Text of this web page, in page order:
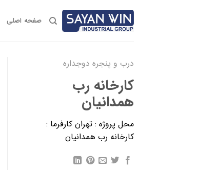
صفحه اصلی
درب و پنجره دوجداره
كارخانه رب
همدانيان
محل پروژه : تهران کارفرما :
كارخانه رب همدانيان